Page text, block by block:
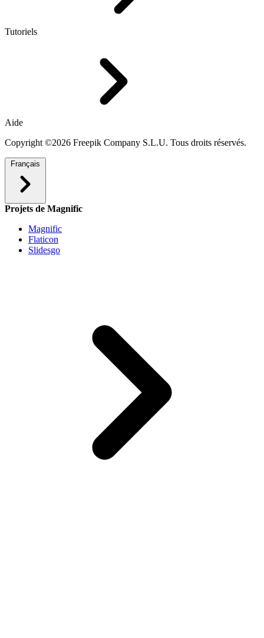
Tutoriels
Aide
Copyright ©2026 Freepik Company S.L.U. Tous droits réservés.
Français
Projets de Magnific
Magnific
Flaticon
Slidesgo